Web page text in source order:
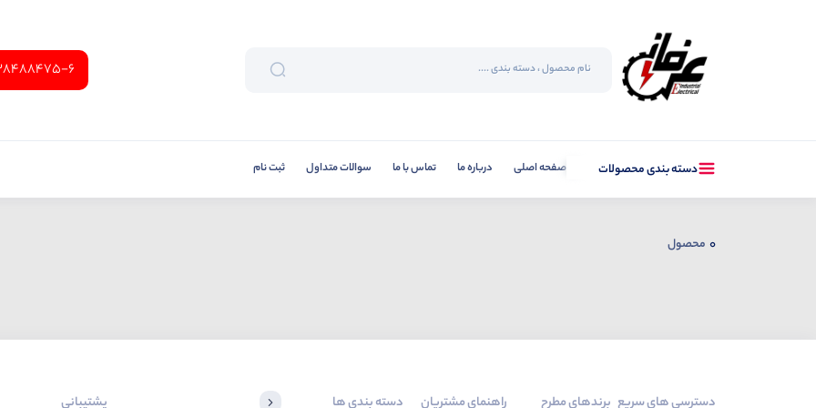
6
دسته بندی محصولات صفحه اصلی درباره ما تماس با ما سوالات متداول ثبت نام
0 محصول
دسترسی های سریع برندهای مطرح راهنمای مشتریان دسته بندی ها پشتیبانی